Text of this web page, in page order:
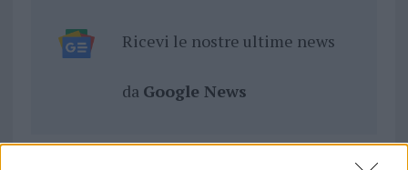
Ricevi le nostre ultime news
da Google News